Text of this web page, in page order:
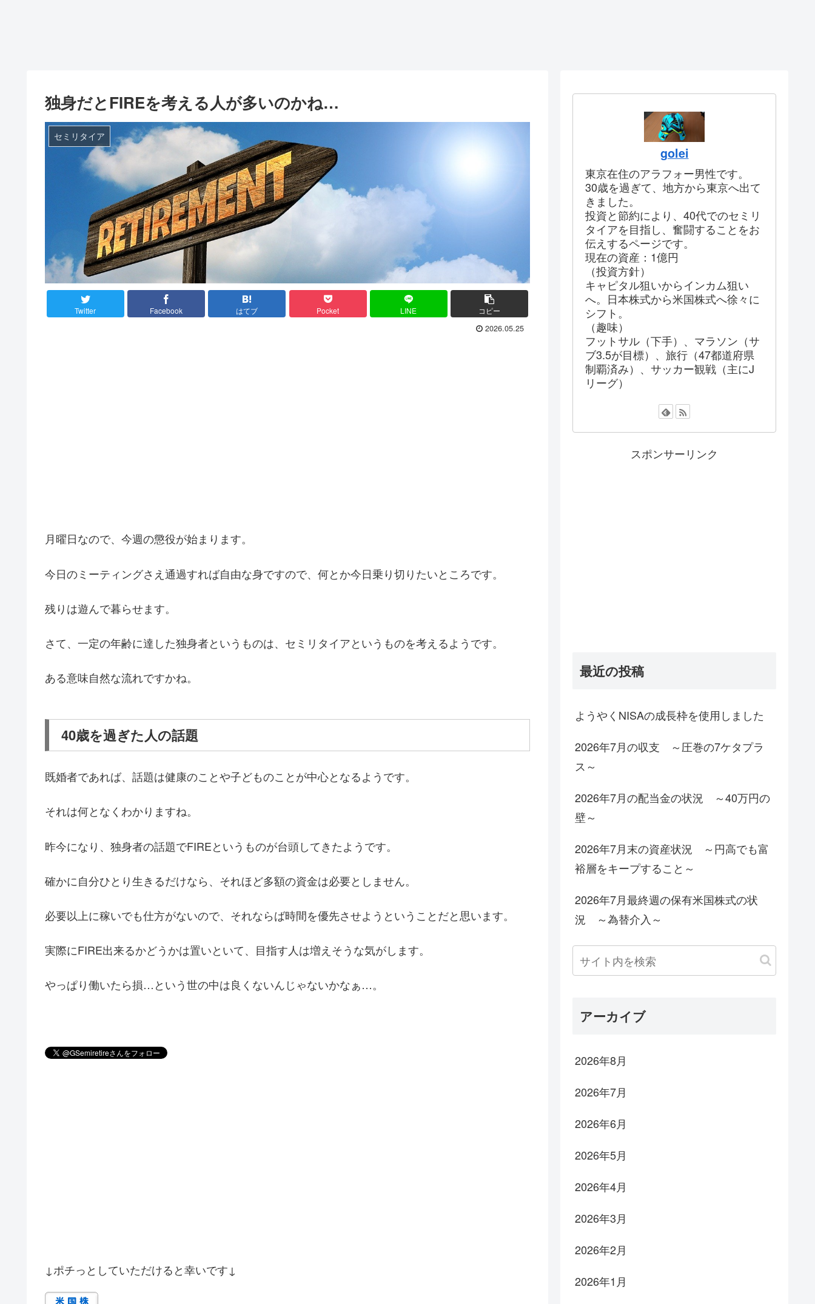
独身だとFIREを考える人が多いのかね…
セミリタイア
Twitter Facebook はてブ Pocket LINE コピー
2026.05.25
月曜日なので、今週の懲役が始まります。
今日のミーティングさえ通過すれば自由な身ですので、何とか今日乗り切りたいところです。
残りは遊んで暮らせます。
さて、一定の年齢に達した独身者というものは、セミリタイアというものを考えるようです。
ある意味自然な流れですかね。
40歳を過ぎた人の話題
既婚者であれば、話題は健康のことや子どものことが中心となるようです。
それは何となくわかりますね。
昨今になり、独身者の話題でFIREというものが台頭してきたようです。
確かに自分ひとり生きるだけなら、それほど多額の資金は必要としません。
必要以上に稼いでも仕方がないので、それならば時間を優先させようということだと思います。
実際にFIRE出来るかどうかは置いといて、目指す人は増えそうな気がします。
やっぱり働いたら損…という世の中は良くないんじゃないかなぁ…。
↓ポチっとしていただけると幸いです↓
golei
東京在住のアラフォー男性です。
30歳を過ぎて、地方から東京へ出て
きました。
投資と節約により、40代でのセミリ
タイアを目指し、奮闘することをお
伝えするページです。
現在の資産：1億円
（投資方針）
キャピタル狙いからインカム狙い
へ。日本株式から米国株式へ徐々に
シフト。
（趣味）
フットサル（下手）、マラソン（サ
ブ3.5が目標）、旅行（47都道府県
制覇済み）、サッカー観戦（主にJ
リーグ）
スポンサーリンク
最近の投稿
ようやくNISAの成長枠を使用しました
2026年7月の収支 ～圧巻の7ケタプラ
ス～
2026年7月の配当金の状況 ～40万円の
壁～
2026年7月末の資産状況 ～円高でも富
裕層をキープすること～
2026年7月最終週の保有米国株式の状
況 ～為替介入～
アーカイブ
2026年8月
2026年7月
2026年6月
2026年5月
2026年4月
2026年3月
2026年2月
2026年1月